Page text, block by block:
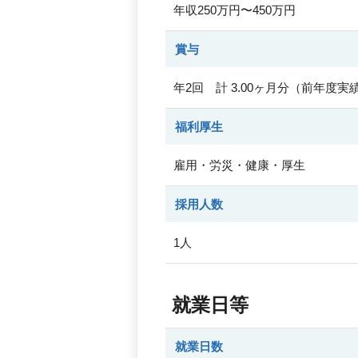
年収250万円〜450万円
賞与
年2回 計 3.00ヶ月分（前年度実
福利厚生
雇用・労災・健康・厚生
採用人数
1人
就業日等
就業日数